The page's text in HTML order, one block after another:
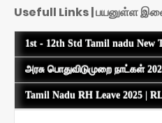
Usefull Links | பயனுள்ள
1st - 12th Std Tamil nadu New
அரசு பொதுவிடுமுறை நாட்கள்
Tamil Nadu RH Leave 2025 |